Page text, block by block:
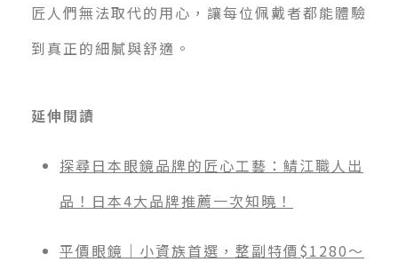
匠人們無法取代的用心，讓每位佩戴者都能體驗
到真正的細膩與舒適。
延伸閱讀
探尋日本眼鏡品牌的匠心工藝：鯖江職人出
品！日本4大品牌推薦一次知曉！
平價眼鏡｜小資族首選，整副特價$1280～